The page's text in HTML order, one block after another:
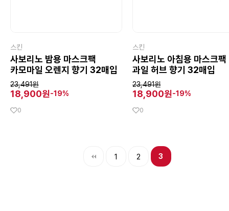
스킨
사보리노 밤용 마스크팩
카모마일 오렌지 향기 32매입
23,491원
18,900원-19%
0
스킨
사보리노 아침용 마스크팩
과일 허브 향기 32매입
23,491원
18,900원-19%
0
1 2 3